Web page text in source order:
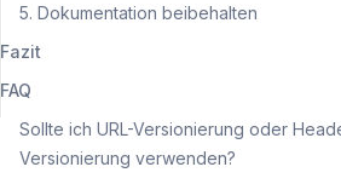
5. Dokumentation beibehalten
Fazit
FAQ
Sollte ich URL-Versionierung oder
Versionierung verwenden?